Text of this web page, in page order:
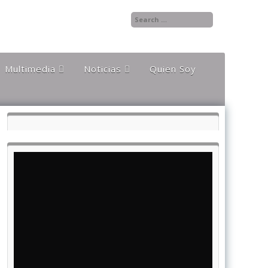
Multimedia
Documentos
Videos
Noticias
Noticias
Noticias Nacionales
Quien Soy